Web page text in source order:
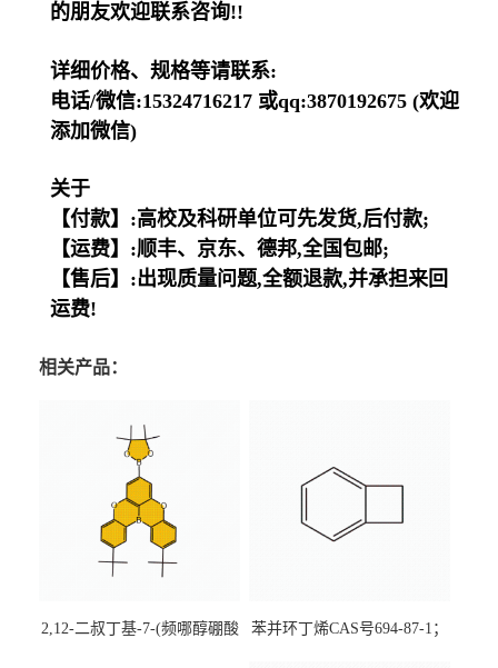
的朋友欢迎联系咨询!!
详细价格、规格等请联系:
电话/微信:15324716217 或qq:3870192675 (欢迎
添加微信)
关于
【付款】:高校及科研单位可先发货,后付款;
【运费】:顺丰、京东、德邦,全国包邮;
【售后】:出现质量问题,全额退款,并承担来回
运费!
相关产品：
2,12-二叔丁基-7-(频哪醇硼酸
苯并环丁烯CAS号694-87-1；